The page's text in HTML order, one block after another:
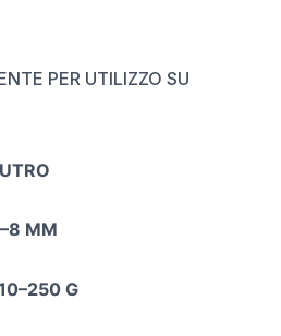
PER UTILIZZO SU
MM
G